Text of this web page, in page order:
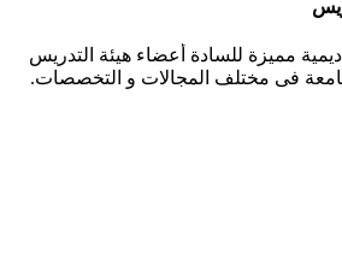
مميزة للسادة أعضاء هيئة التدريس
فى مختلف المجالات و التخصصات.